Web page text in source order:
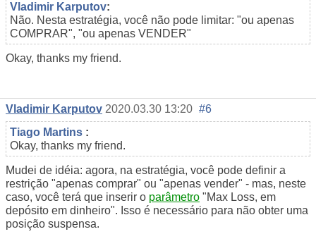
Vladimir Karputov:
Não. Nesta estratégia, você não pode limitar: "ou apenas
COMPRAR", "ou apenas VENDER"
Okay, thanks my friend.
Vladimir Karputov 2020.03.30 13:20 #6
Tiago Martins :
Okay, thanks my friend.
Mudei de idéia: agora, na estratégia, você pode definir a
restrição "apenas comprar" ou "apenas vender" - mas, neste
caso, você terá que inserir o parâmetro "Max Loss, em
depósito em dinheiro". Isso é necessário para não obter uma
posição suspensa.